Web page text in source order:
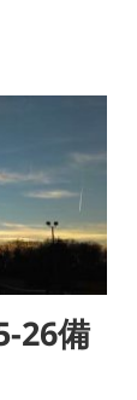
26備